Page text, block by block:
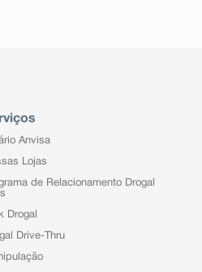
Anvisa
Lojas
de Relacionamento Drogal
Drogal
Drive-Thru